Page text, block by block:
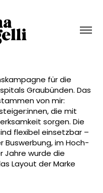
für die
Graubünden. Das
von mir:
die mit
sorgen. Die
flexibel einsetzbar –
Buswerbung, im Hoch-
Jahre wurde die
Layout der Marke